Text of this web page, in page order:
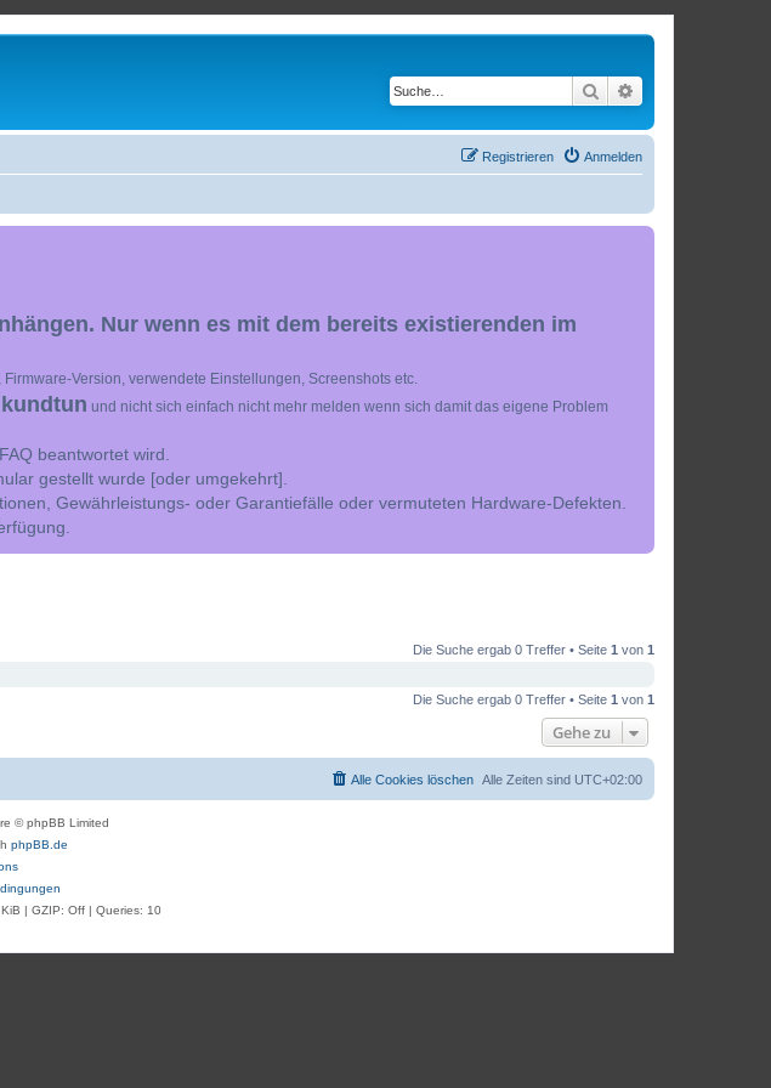
Suche
Anmelden
Registrieren
Nur wenn es mit dem bereits existierenden im
Version, verwendete Einstellungen, Screenshots etc.
und nicht sich einfach nicht mehr melden wenn sich damit das eigene Problem
beantwortet wird.
gestellt wurde [oder umgekehrt].
Gewährleistungs- oder Garantiefälle oder vermuteten Hardware-Defekten.
Die Suche ergab 0 Treffer • Seite 1 von 1
Die Suche ergab 0 Treffer • Seite 1 von 1
Gehe zu
Alle Zeiten sind UTC+02:00
Alle Cookies löschen
© phpBB Limited
phpBB.de
| GZIP: Off | Queries: 10